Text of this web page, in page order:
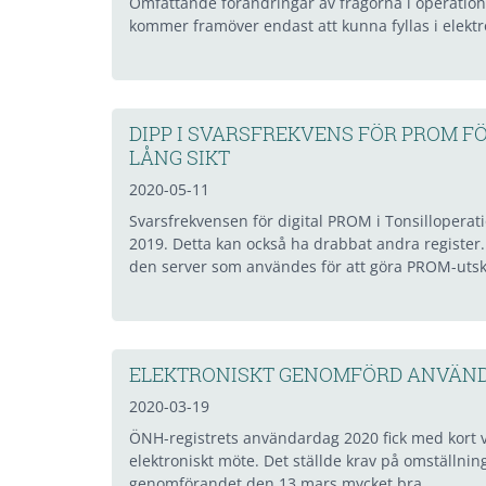
kommer framöver endast att kunna fyllas i
DIPP I SVARSFREKVENS FÖR PROM
LÅNG SIKT
2020-05-11
Svarsfrekvensen för digital PROM i
2019. Detta kan också ha drabbat andra
den server som användes för att göra PROM-
ELEKTRONISKT GENOMFÖRD
2020-03-19
ÖNH-registrets användardag 2020 fick med
elektroniskt möte. Det ställde krav på